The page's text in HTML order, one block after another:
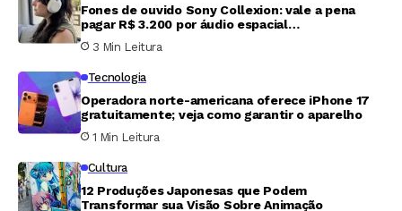
Fones de ouvido Sony Collexion: vale a pena
pagar R$ 3.200 por áudio espacial
revolucionário?
3 Min Leitura
Tecnologia
Operadora norte-americana oferece iPhone 17
gratuitamente; veja como garantir o aparelho
1 Min Leitura
Cultura
12 Produções Japonesas que Podem
Transformar sua Visão Sobre Animação